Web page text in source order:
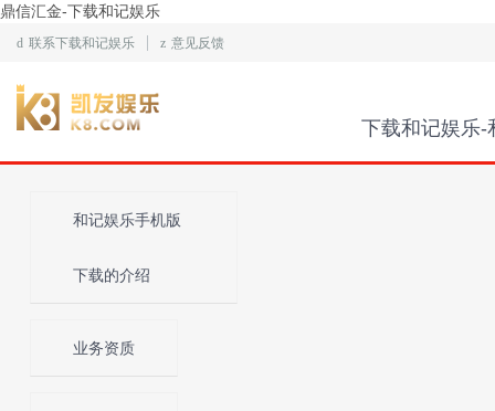
鼎信汇金-下载和记娱乐
d 联系下载和记娱乐 z 意见反馈
下载和记娱乐-
和记娱乐手机版
下载的介绍
业务资质